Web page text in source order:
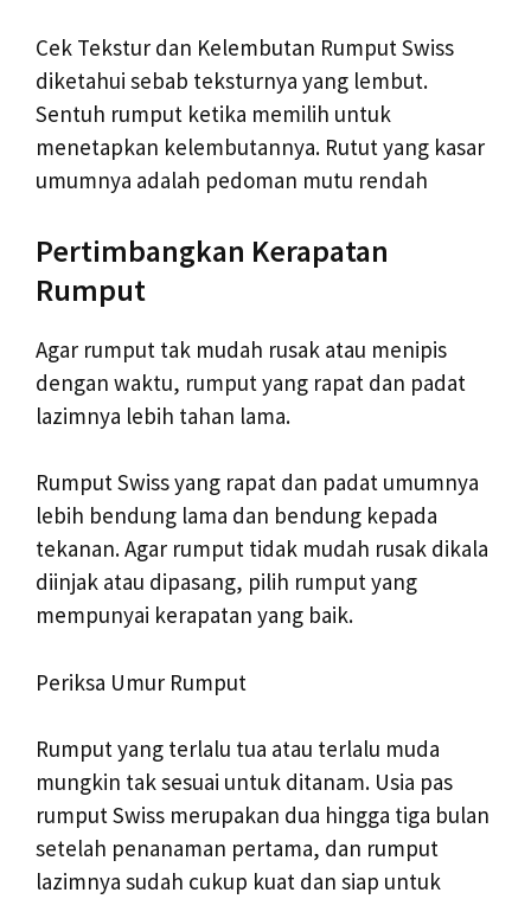
Cek Tekstur dan Kelembutan Rumput Swiss
diketahui sebab teksturnya yang lembut.
Sentuh rumput ketika memilih untuk
menetapkan kelembutannya. Rutut yang kasar
umumnya adalah pedoman mutu rendah
Pertimbangkan Kerapatan
Rumput
Agar rumput tak mudah rusak atau menipis
dengan waktu, rumput yang rapat dan padat
lazimnya lebih tahan lama.
Rumput Swiss yang rapat dan padat umumnya
lebih bendung lama dan bendung kepada
tekanan. Agar rumput tidak mudah rusak dikala
diinjak atau dipasang, pilih rumput yang
mempunyai kerapatan yang baik.
Periksa Umur Rumput
Rumput yang terlalu tua atau terlalu muda
mungkin tak sesuai untuk ditanam. Usia pas
rumput Swiss merupakan dua hingga tiga bulan
setelah penanaman pertama, dan rumput
lazimnya sudah cukup kuat dan siap untuk